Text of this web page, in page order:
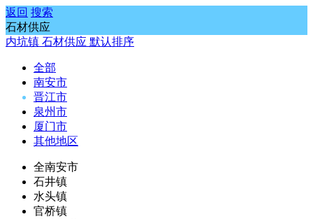
返回 搜索
石材供应
内坑镇 石材供应 默认排序
全部
南安市
晋江市
泉州市
厦门市
其他地区
全南安市
石井镇
水头镇
官桥镇